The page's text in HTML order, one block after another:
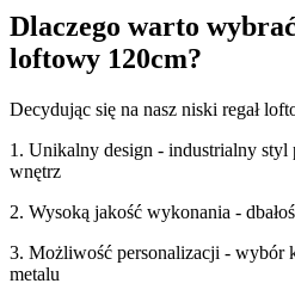
Dlaczego warto
loftowy 120cm?
Decydując się na nasz niski regał
1. Unikalny design - industrialny styl
wnętrz
2. Wysoką jakość wykonania -
3. Możliwość personalizacji - wybór
metalu